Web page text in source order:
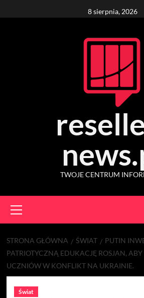
to
8 sierpnia, 2026
TWOJE CENTRUM
Menu
STRONA GŁÓWNA ŚWIAT
PUTIN
PATRIOTYCZNĄ EDUKACJĘ ROSJAN,
UCZNIÓW W KONFLIKT NA UKRAINIE.
Świat